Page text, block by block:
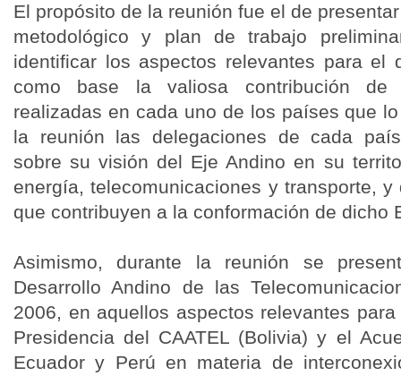
El propósito de la reunión fue el de
metodológico y plan de trabajo
identificar los aspectos relevantes para el
como base la valiosa contribución de
realizadas en cada uno de los países que
la reunión las delegaciones de cada
sobre su visión del Eje Andino en su
energía, telecomunicaciones y transporte,
que contribuyen a la conformación de dicho
Asimismo, durante la reunión se
Desarrollo Andino de las
2006, en aquellos aspectos relevantes
Presidencia del CAATEL (Bolivia) y el
Ecuador y Perú en materia de